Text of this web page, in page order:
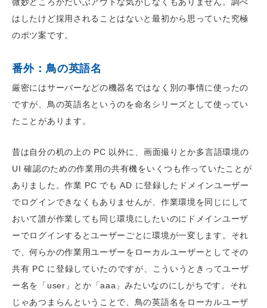
はしたけど採用されることはないと最初から思っていた究極
のボツ案です。
番外：鳥の英語名
厳密にはサーバーなどの機器名ではなく別の事情に使ったの
ですが、鳥の英語名というのを命名シリーズとして使ってい
たことがあります。
昔は自分の机の上の PC 以外に、画面撮りとか多言語環境の
UI 確認のための作業用の共有機をいくつも作っていたことが
ありました。作業 PC でも AD に登録したドメインユーザー
でログインできなくもありませんが、作業環境を同じにして
おいて誰が作業しても同じ環境にしたいのにドメインユーザ
ーでログインするとユーザーごとに環境が一変します。それ
で、何らかの作業用ユーザーをローカルユーザーとしてその
共有 PC に登録していたのですが、こういうときってユーザ
ー名を「user」とか「aaa」みたいなのにしがちです。それ
じゃあつまらんということで、鳥の英語名をローカルユーザ